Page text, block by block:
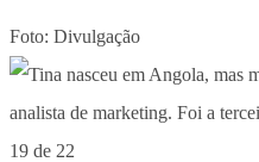
Foto: Divulgação
19 de 22